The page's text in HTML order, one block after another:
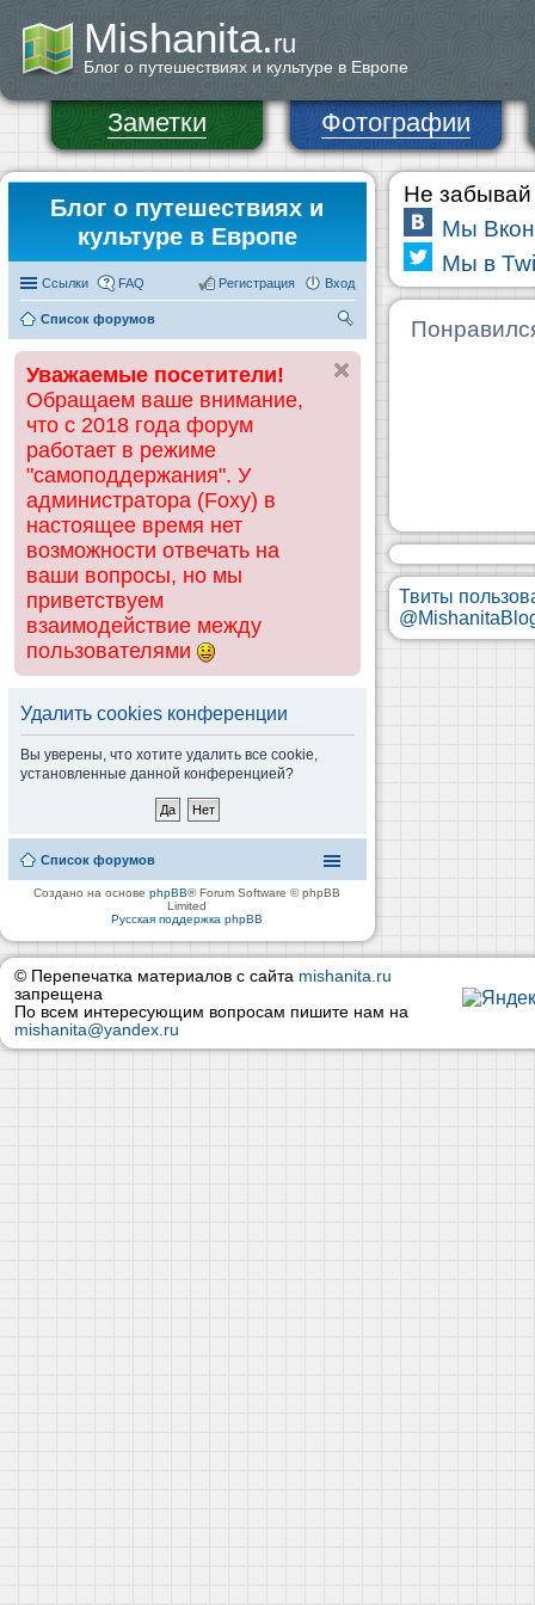
Mishanita.ru
Блог о путешествиях и культуре в Европе
Заметки Фотографии
Блог о путешествиях и
культуре в Европе
Ссылки FAQ Вход
Регистрация
Список форумов
ск
Уважаемые посетители!
Обращаем ваше внимание,
что с 2018 года форум
работает в режиме
"самоподдержания". У
администратора (Foxy) в
настоящее время нет
возможности отвечать на
ваши вопросы, но мы
приветствуем
взаимодействие между
пользователями
Удалить cookies конференции
Вы уверены, что хотите удалить все cookie,
установленные данной конференцией?
Список форумов
Создано на основеphpBB® Forum Software © phpBB
Limited
Русская поддержка phpBB
Не забывай
Мы
Мы в
Твиты
© Перепечатка материалов с сайта mishanita.ru
запрещена
По всем интересующим вопросам пишите нам на
mishanita@yandex.ru